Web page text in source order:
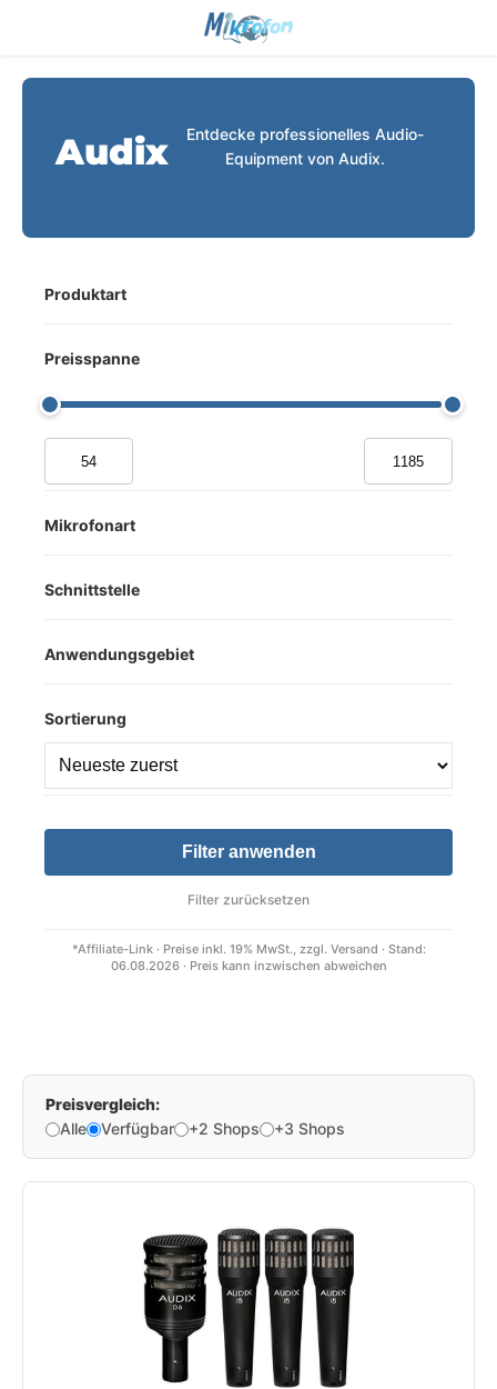
Audix
Entdecke professionelles Audio-
Equipment von Audix.
Produktart
Preisspanne
Mikrofonart
Schnittstelle
Anwendungsgebiet
Sortierung
Filter anwenden
Filter zurücksetzen
*Affiliate-Link · Preise inkl. 19% MwSt., zzgl. Versand · Stand:
06.08.2026 · Preis kann inzwischen abweichen
Preisvergleich:
Alle
Verfügbar +2 Shops +3 Shops